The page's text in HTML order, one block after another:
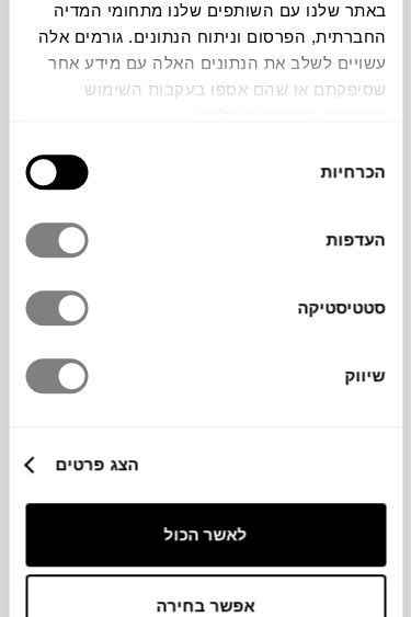
באתר שלנו עם השותפים שלנו מתחומי המדיה
החברתית, הפרסום וניתוח הנתונים. גורמים אלה
עשויים לשלב את הנתונים האלה עם מידע אחר
שסיפקתם או שהם אספו בעקבות השימוש
הסכמה
הכרחיות
העדפות
סטטיסטיקה
שיווק
הצג פרטים
לאשר הכול
אפשר בחירה
KLEVERING
. השילוב בין שני צבעים מנוגדים
מדגיש את הצורה הייחודית, בהשראת קרני
השולחן, להצגת פירות, ירקות או כל מה
מותג
מידע על חומרים